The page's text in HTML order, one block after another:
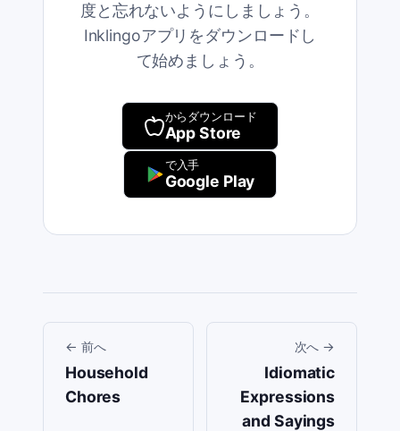
度と忘れないようにしましょう。
Inklingoアプリをダウンロードし
て始めましょう。
からダウンロード
App Store
で入手
Google Play
← 前へ
Household
Chores
次へ →
Idiomatic
Expressions
and Sayings